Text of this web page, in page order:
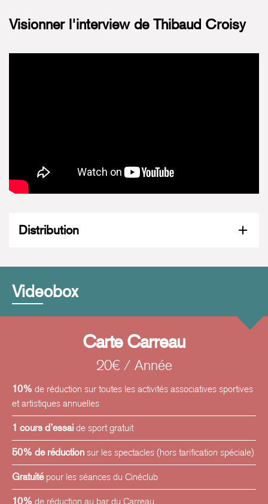
Visionner l'interview de Thibaud Croisy
Distribution
Videobox
Carte Carreau
20€ / Année
10% de réduction sur toutes les activités associatives sportives
et artistiques annuelles
1 cours d’essai de sport gratuit
50% de réduction sur les spectacles (hors tarification spéciale)
Gratuitépour les séances du Cinéclub
10% de réduction au bar du Carreau